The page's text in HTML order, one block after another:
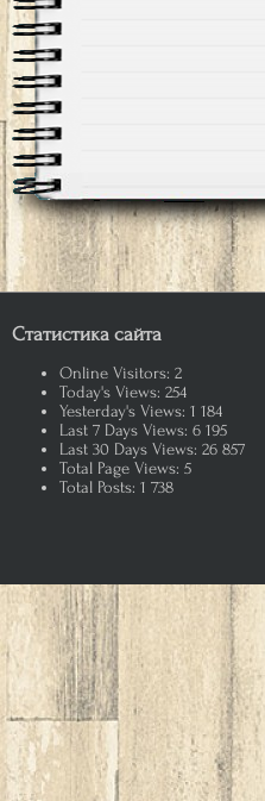
Статистика сайта
Online Visitors: 2
Today's Views: 254
Yesterday's Views: 1 184
Last 7 Days Views: 6 195
Last 30 Days Views: 26 857
Total Page Views: 5
Total Posts: 1 738